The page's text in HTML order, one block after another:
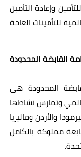
"رين 4 سي إي" للتأمين وإعادة التأمين
للتأمينات العامة
القابضة المحدودة
المحدودة هي
وتمارس نشاطها
والأردن وماليزيا
مملوكة بالكامل